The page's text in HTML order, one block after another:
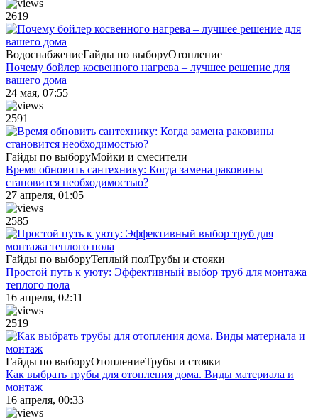
2619
ВодоснабжениеГайды по выборуОтопление
Почему бойлер косвенного нагрева – лучшее решение для
вашего дома
24 мая, 07:55
2591
Гайды по выборуМойки и смесители
Время обновить сантехнику: Когда замена раковины
становится необходимостью?
27 апреля, 01:05
2585
Гайды по выборуТеплый полТрубы и стояки
Простой путь к уюту: Эффективный выбор труб для монтажа
теплого пола
16 апреля, 02:11
2519
Гайды по выборуОтоплениеТрубы и стояки
Как выбрать трубы для отопления дома. Виды материала и
монтаж
16 апреля, 00:33